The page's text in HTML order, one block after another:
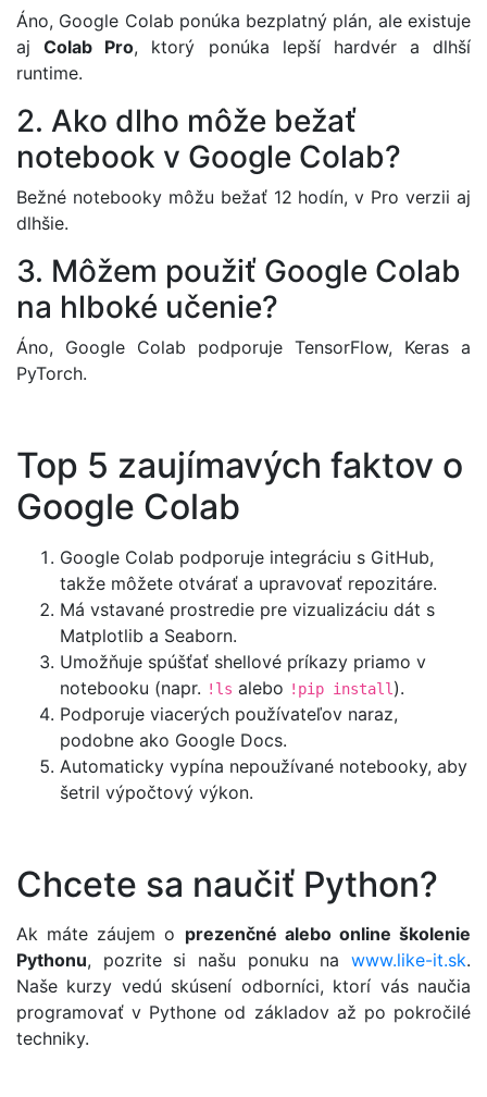
Áno, Google Colab ponúka bezplatný plán, ale existuje
ajColab Pro, ktorý ponúka lepší hardvér a dlhší
runtime.
2. Ako dlho môže bežať
notebook v Google Colab?
Bežné notebooky môžu bežať 12 hodín, v Pro verzii aj
dlhšie.
3. Môžem použiť Google Colab
na hlboké učenie?
Áno, Google Colab podporuje TensorFlow, Keras a
PyTorch.
Top 5 zaujímavých faktov o
Google Colab
Google Colab podporuje integráciu s GitHub,
takže môžete otvárať a upravovať repozitáre.
Má vstavané prostredie pre vizualizáciu dát s
Matplotlib a Seaborn.
Umožňuje spúšťať shellové príkazy priamo v
notebooku (napr. !ls alebo !pip install ).
Podporuje viacerých používateľov naraz,
podobne ako Google Docs.
Automaticky vypína nepoužívané notebooky, aby
šetril výpočtový výkon.
Chcete sa naučiť Python?
Ak máte záujem o prezenčné alebo online školenie
Pythonu, pozrite si našu ponuku na www.like-it.sk.
Naše kurzy vedú skúsení odborníci, ktorí vás naučia
programovať v Pythone od základov až po pokročilé
techniky.